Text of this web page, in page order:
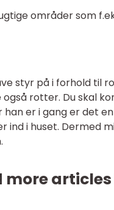
områder som
styr på i forhold til
rotter. Du skal
han er i gang er det
ind i huset. Dermed
more